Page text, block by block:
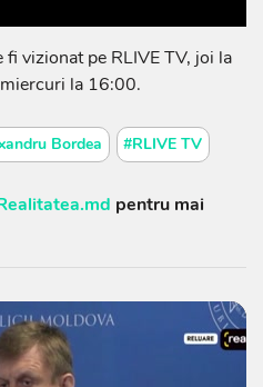
fi vizionat pe RLIVE TV, joi la
la 16:00.
Bordea #RLIVE TV
pentru mai